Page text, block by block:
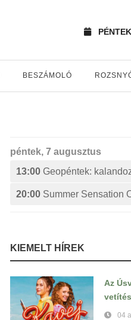
BESZÁMOLÓ
péntek, 7 augusztus
13:00 Geopéntek:
20:00 Summer Sensation
KIEMELT HÍREK
Az
04